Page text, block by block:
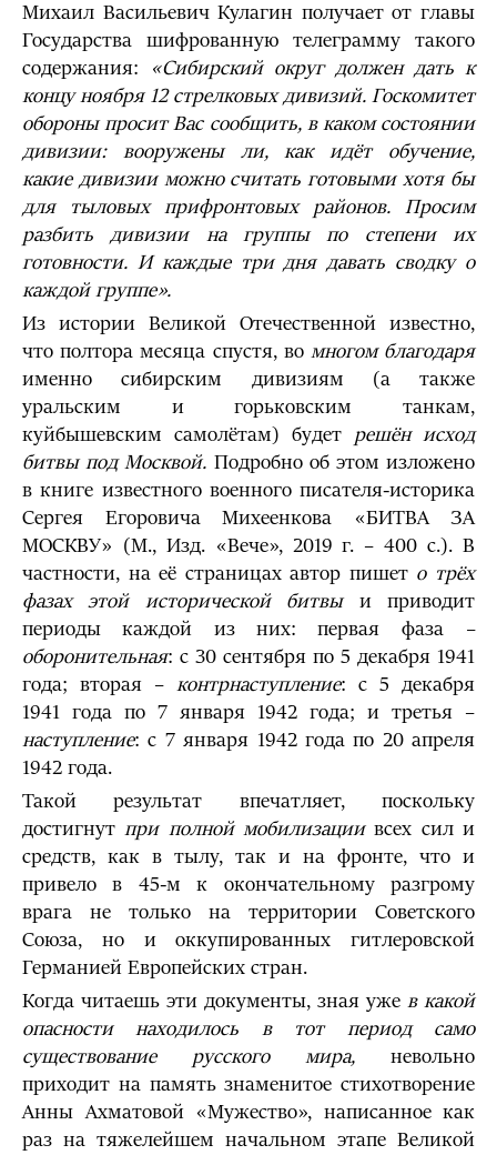
Михаил Васильевич Кулагин получает от главы
Государства шифрованную телеграмму такого
содержания:
«Сибирский округ должен дать к
концу ноября 12 стрелковых дивизий. Госкомитет
обороны просит Вас сообщить, в каком состоянии
дивизии: вооружены ли, как идёт обучение,
какие дивизии можно считать готовыми хотя бы
для тыловых прифронтовых районов. Просим
разбить дивизии на группы по степени их
готовности. И каждые три дня давать сводку о
каждой группе».
Из истории Великой Отечественной известно,
что полтора месяца спустя, во многом благодаря
именно сибирским дивизиям (а также
уральским и горьковским танкам,
куйбышевским самолётам) будет решён исход
битвы под Москвой. Подробно об этом изложено
в книге известного военного писателя-историка
Сергея Егоровича Михеенкова «БИТВА ЗА
МОСКВУ» (М., Изд. «Вече», 2019 г. – 400 с.). В
частности, на её страницах автор пишет о трёх
фазах этой исторической битвыи приводит
периоды каждой из них: первая фаза –
оборонительная: с 30 сентября по 5 декабря 1941
года; вторая – контрнаступление: с 5 декабря
1941 года по 7 января 1942 года; и третья –
наступление: с 7 января 1942 года по 20 апреля
1942 года.
Такой результат впечатляет, поскольку
достигнутпри полной мобилизациивсех сил и
средств, как в тылу, так и на фронте, что и
привело в 45-м к окончательному разгрому
врага не только на территории Советского
Союза, но и оккупированных гитлеровской
Германией Европейских стран.
Когда читаешь эти документы, зная уже в какой
опасности находилось в тот период само
существование русского мира, невольно
приходит на память знаменитое стихотворение
Анны Ахматовой «Мужество», написанное как
раз на тяжелейшем начальном этапе Великой